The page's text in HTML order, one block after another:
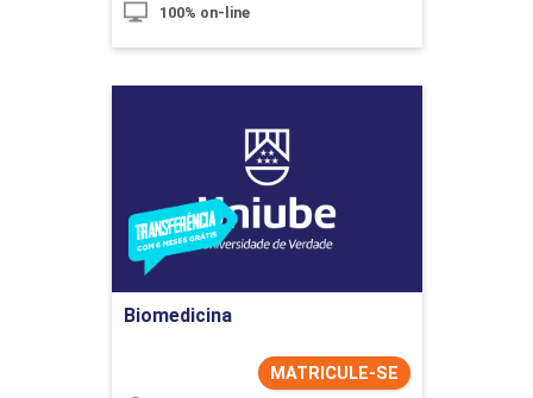
100% on-line
Biomedicina
MATRICULE-SE
Detalhes do curso
Ir para Inscrição